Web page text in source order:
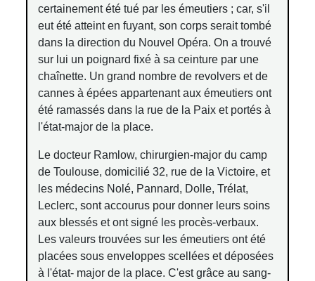
certainement été tué par les émeutiers ; car, s'il
eut été atteint en fuyant, son corps serait tombé
dans la direction du Nouvel Opéra. On a trouvé
sur lui un poignard fixé à sa ceinture par une
chaînette. Un grand nombre de revolvers et de
cannes à épées appartenant aux émeutiers ont
été ramassés dans la rue de la Paix et portés à
l'état-major de la place.
Le docteur Ramlow, chirurgien-major du camp
de Toulouse, domicilié 32, rue de la Victoire, et
les médecins Nolé, Pannard, Dolle, Trélat,
Leclerc, sont accourus pour donner leurs soins
aux blessés et ont signé les procès-verbaux.
Les valeurs trouvées sur les émeutiers ont été
placées sous enveloppes scellées et déposées
à l'état- major de la place. C'est grâce au sang-